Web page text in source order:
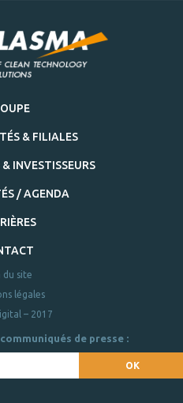
& FILIALES
INVESTISSEURS
/ AGENDA
du site
légales
– 2017
de presse :